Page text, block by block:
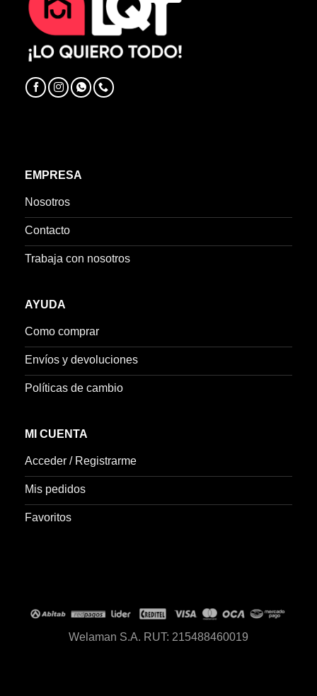
EMPRESA
Nosotros
Contacto
Trabaja con nosotros
AYUDA
Como comprar
Envíos y devoluciones
Políticas de cambio
MI CUENTA
Acceder / Registrarme
Mis pedidos
Favoritos
Welaman S.A. RUT: 215488460019